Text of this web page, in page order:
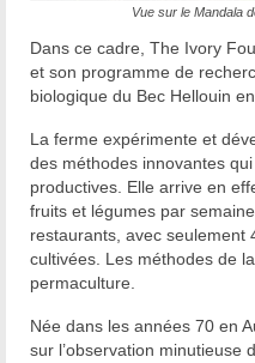
Vue sur le Mandala
Dans ce cadre, The Ivory
et son programme de
biologique du Bec Hellouin
La ferme expérimente et
des méthodes innovantes
productives. Elle arrive en
fruits et légumes par
restaurants, avec seulement
cultivées. Les méthodes de
permaculture.
Née dans les années 70 en
sur l’observation minutieuse